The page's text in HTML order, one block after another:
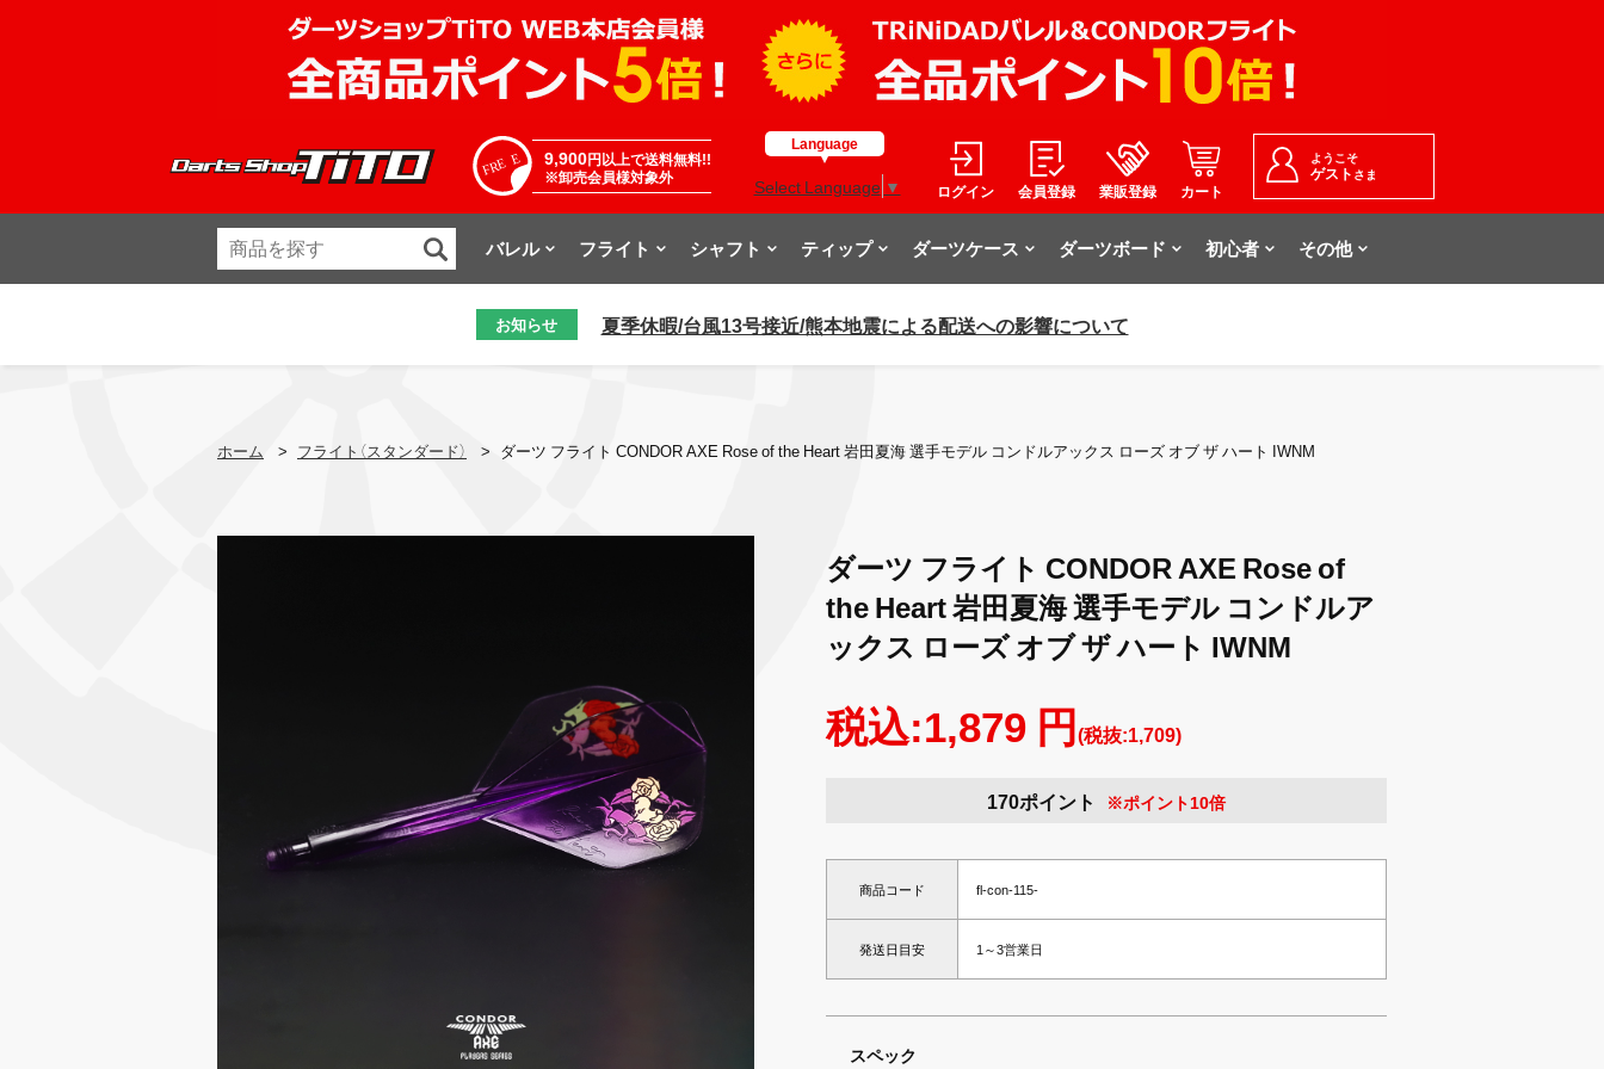
9,900円以上で送料無料!!
※卸売会員様対象外
Language
Select Language ▼ ログイン 会員登録 業販登録 カート
ようこそ
ゲスト さま
バレル フライト シャフト ティップ ダーツケース ダーツボード 初心者 その他
お知らせ 夏季休暇/台風13号接近/熊本地震による配送への影響について
ホーム > フライト（スタンダード） > ダーツ フライト CONDOR AXE Rose of the Heart 岩田夏海 選手モデル コンドルアックス ローズ オブ ザ ハート IWNM
ダーツ フライト CONDOR AXE Rose of
the Heart 岩田夏海 選手モデル コンドルア
ックス ローズ オブ ザ ハート IWNM
税込:1,879 円(税抜:1,709)
170ポイント ※ポイント10倍
商品コード fl-con-115-
発送日目安 1～3営業日
スペック